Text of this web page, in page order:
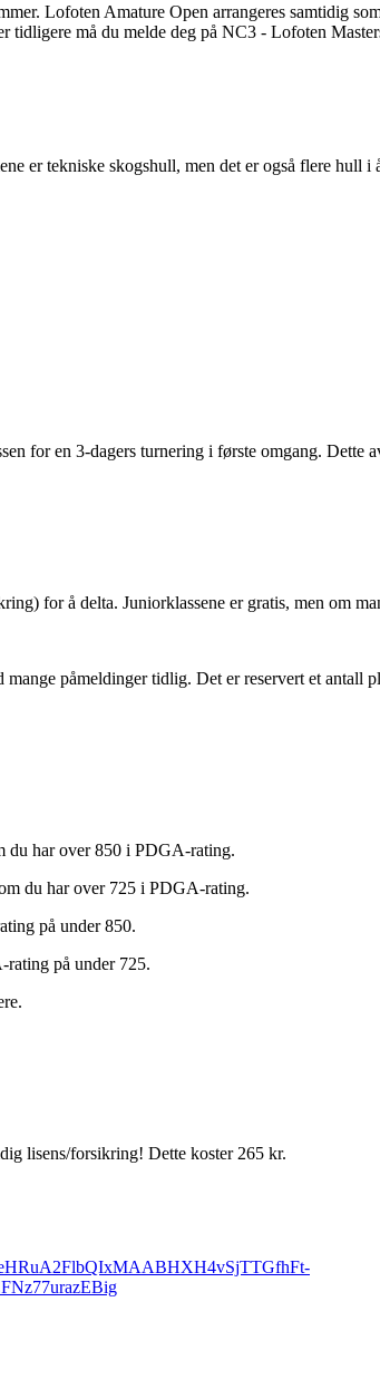
Lofoten Amature Open arrangeres samtidig
må du melde deg på NC3 - Lofoten
er tekniske skogshull, men det er også flere hull
for en 3-dagers turnering i første omgang. Dette
for å delta. Juniorklassene er gratis, men om
påmeldinger tidlig. Det er reservert et antall
du har over 850 i PDGA-rating.
du har over 725 i PDGA-rating.
på under 850.
på under 725.
lisens/forsikring! Dette koster 265 kr.